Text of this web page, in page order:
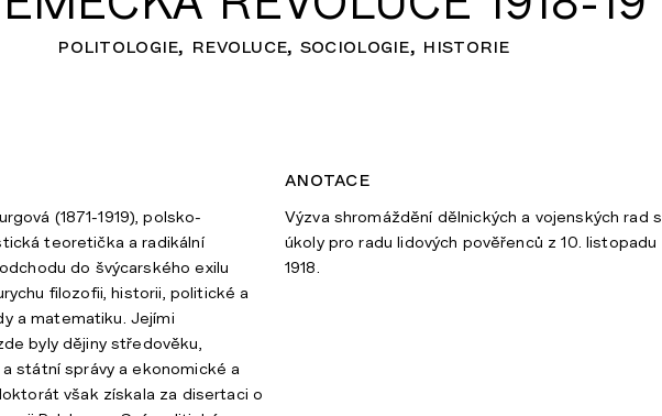
politologie revoluce sociologie historie
(1871-1919), polsko-
teoretička a radikální
do švýcarského exilu
filozofii, historii, politické a
a matematiku. Jejími
byly dějiny středověku,
státní správy a ekonomické a
však získala za disertaci o
anotace
Výzva shromáždění dělnických a vojenských rad s
úkoly pro radu lidových pověřenců z 10. listopadu
1918.